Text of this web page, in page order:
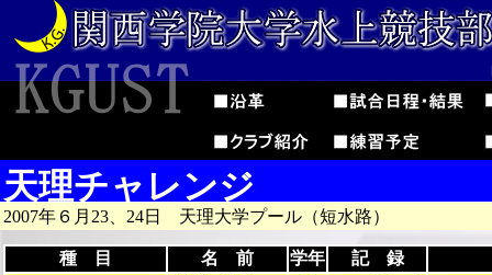
天理チャレンジ
2007年６月23、24日 天理大学プール（短水路）
種 目 名 前 学年 記 録